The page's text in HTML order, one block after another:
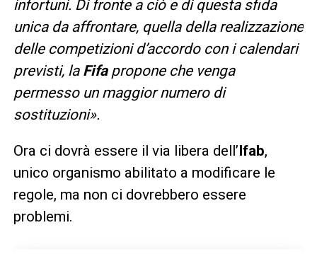
infortuni. Di fronte a ciò e di questa sfida
unica da affrontare, quella della realizzazione
delle competizioni d’accordo con i calendari
previsti, la Fifapropone che venga
permesso un maggior numero di
sostituzioni».
Ora ci dovrà essere il via libera dell’Ifab,
unico organismo abilitato a modificare le
regole, ma non ci dovrebbero essere
problemi.